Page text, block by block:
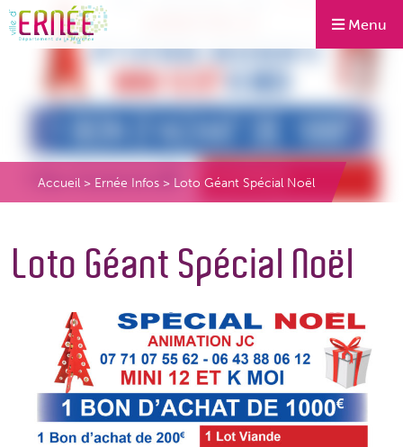
Menu
Accueil > Ernée Infos > Loto Géant Spécial Noël
Loto Géant Spécial Noël